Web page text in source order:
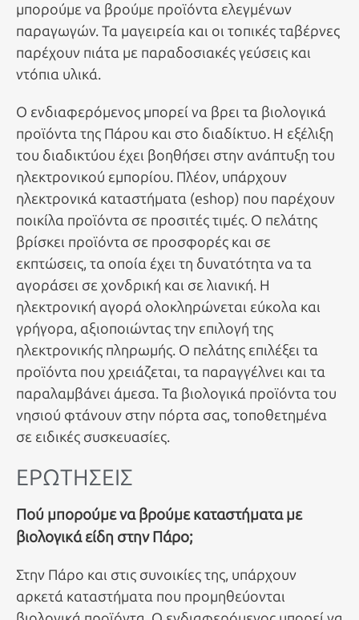
μπορούμε να βρούμε προϊόντα ελεγμένων
παραγωγών. Τα μαγειρεία και οι τοπικές ταβέρνες
παρέχουν πιάτα με παραδοσιακές γεύσεις και
ντόπια υλικά.
Ο ενδιαφερόμενος μπορεί να βρει τα βιολογικά
προϊόντα της Πάρου και στο διαδίκτυο. Η εξέλιξη
του διαδικτύου έχει βοηθήσει στην ανάπτυξη του
ηλεκτρονικού εμπορίου. Πλέον, υπάρχουν
ηλεκτρονικά καταστήματα (eshop) που παρέχουν
ποικίλα προϊόντα σε προσιτές τιμές. Ο πελάτης
βρίσκει προϊόντα σε προσφορές και σε
εκπτώσεις, τα οποία έχει τη δυνατότητα να τα
αγοράσει σε χονδρική και σε λιανική. Η
ηλεκτρονική αγορά ολοκληρώνεται εύκολα και
γρήγορα, αξιοποιώντας την επιλογή της
ηλεκτρονικής πληρωμής. Ο πελάτης επιλέξει τα
προϊόντα που χρειάζεται, τα παραγγέλνει και τα
παραλαμβάνει άμεσα. Τα βιολογικά προϊόντα του
νησιού φτάνουν στην πόρτα σας, τοποθετημένα
σε ειδικές συσκευασίες.
ΕΡΩΤΗΣΕΙΣ
Πού μπορούμε να βρούμε καταστήματα με
βιολογικά είδη στην Πάρο;
Στην Πάρο και στις συνοικίες της, υπάρχουν
αρκετά καταστήματα που προμηθεύονται